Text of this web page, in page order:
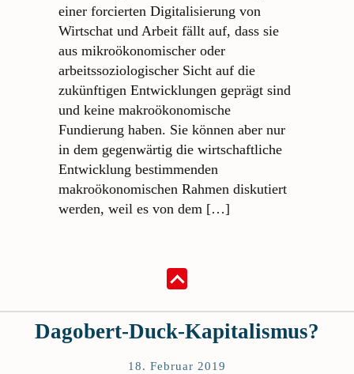
einer forcierten Digitalisierung von
Wirtschat und Arbeit fällt auf, dass sie
aus mikroökonomischer oder
arbeitssoziologischer Sicht auf die
zukünftigen Entwicklungen geprägt sind
und keine makroökonomische
Fundierung haben. Sie können aber nur
in dem gegenwärtig die wirtschaftliche
Entwicklung bestimmenden
makroökonomischen Rahmen diskutiert
werden, weil es von dem […]
Dagobert-Duck-Kapitalismus?
18. Februar 2019